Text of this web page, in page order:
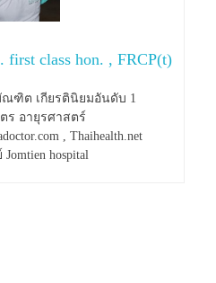
first class hon. , FRCP(t)
ณฑิต เกียรตินิยมอันดับ 1
ร อายุรศาสตร์
, Thaihealth.net
hospital